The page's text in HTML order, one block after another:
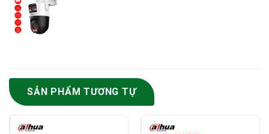
SẢN PHẨM TƯƠNG TỰ